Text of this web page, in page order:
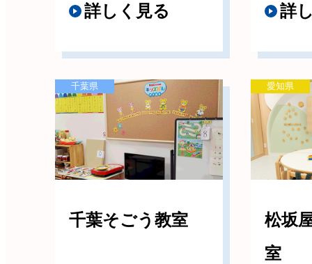
詳しく見る 詳
千葉そごう教室
千葉県
松坂
室
愛知県